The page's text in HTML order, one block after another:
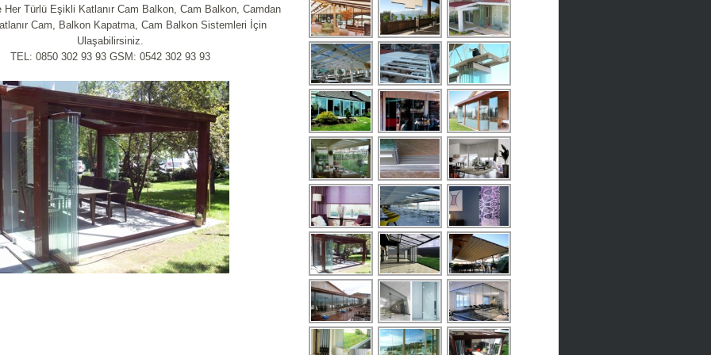
Her Türlü Eşikli Katlanır Cam Balkon, Cam Balkon, Camdan
Cam, Balkon Kapatma, Cam Balkon Sistemleri İçin
Ulaşabilirsiniz.
TEL: 0850 302 93 93 GSM: 0542 302 93 93